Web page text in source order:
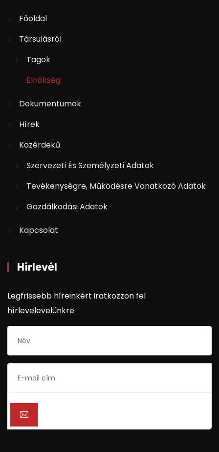
Főoldal
Társulásról
Tagok
Elnökség
Dokumentumok
Hírek
Közérdekű
Szervezeti És Személyzeti Adatok
Tevékenységre, Működésre Vonatkozó Adatok
Gazdálkodási Adatok
Kapcsolat
Hírlevél
Legfrissebb híreinkért iratkozzon fel
hírlevelevelünkre